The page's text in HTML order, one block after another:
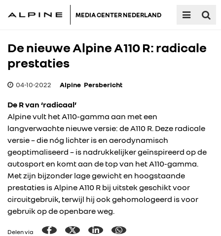
MEDIA CENTER NEDERLAND
De nieuwe Alpine A110 R: radicale
prestaties
04-10-2022 Alpine Persbericht
De R van ‘radicaal’
Alpine vult het A110-gamma aan met een
langverwachte nieuwe versie: de A110 R. Deze radicale
versie – die nóg lichter is en aerodynamisch
geoptimaliseerd – is nadrukkelijker geïnspireerd op de
autosport en komt aan de top van het A110-gamma.
Met zijn bijzonder lage gewicht en hoogstaande
prestaties is Alpine A110 R bij uitstek geschikt voor
circuitgebruik, terwijl hij ook gehomologeerd is voor
gebruik op de openbare weg.
Delen via